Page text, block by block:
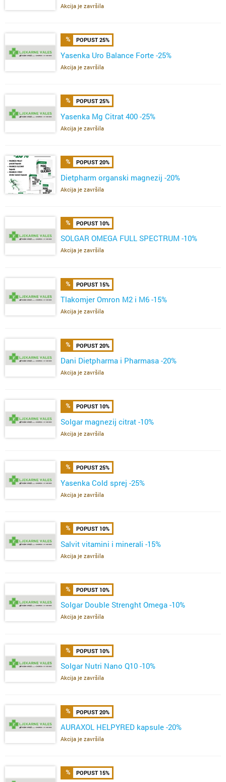
Akcija je završila
POPUST 25%
Yasenka Uro Balance Forte -25%
Akcija je završila
POPUST 25%
Yasenka Mg Citrat 400 -25%
Akcija je završila
POPUST 20%
Dietpharm organski magnezij -20%
Akcija je završila
POPUST 10%
SOLGAR OMEGA FULL SPECTRUM -10%
Akcija je završila
POPUST 15%
Tlakomjer Omron M2 i M6 -15%
Akcija je završila
POPUST 20%
Dani Dietpharma i Pharmasa -20%
Akcija je završila
POPUST 10%
Solgar magnezij citrat -10%
Akcija je završila
POPUST 25%
Yasenka Cold sprej -25%
Akcija je završila
POPUST 10%
Salvit vitamini i minerali -15%
Akcija je završila
POPUST 10%
Solgar Double Strenght Omega -10%
Akcija je završila
POPUST 10%
Solgar Nutri Nano Q10 -10%
Akcija je završila
POPUST 20%
AURAXOL HELPYRED kapsule -20%
Akcija je završila
POPUST 15%